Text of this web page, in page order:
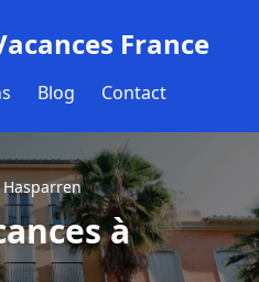
France
Blog Contact
Hasparren
à